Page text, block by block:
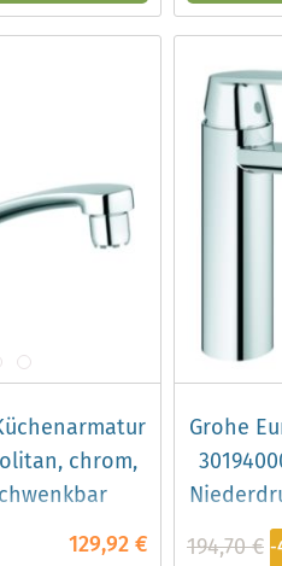
chrom,
129,92 €
Grohe
194,70 € -